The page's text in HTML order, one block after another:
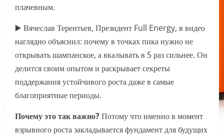
плачевным.
▶️ Вячеслав Терентьев, Президент Full Energy, в видео
наглядно объяснил: почему в точках пика нужно не
открывать шампанское, а вкалывать в 5 раз сильнее. Он
делится своим опытом и раскрывает секреты
поддержания устойчивого роста даже в самые
благоприятные периоды.
Почему это так важно?Потому что именно в момент
взрывного роста закладывается фундамент для будущих